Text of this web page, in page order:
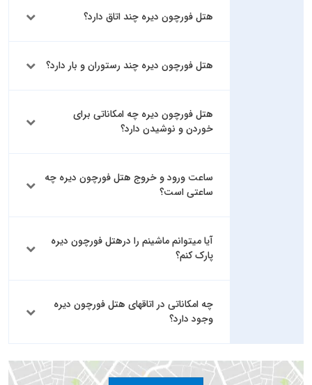
هتل فورچون دیره چند اتاق دارد؟
هتل فورچون دیره چند رستوران و بار دارد؟
هتل فورچون دیره چه امکاناتی برای
خوردن و نوشیدن دارد؟
ساعت ورود و خروج هتل فورچون دیره چه
ساعتی است؟
آیا میتوانم ماشینم را درهتل فورچون دیره
پارک کنم؟
چه امکاناتی در اتاقهای هتل فورچون دیره
وجود دارد؟